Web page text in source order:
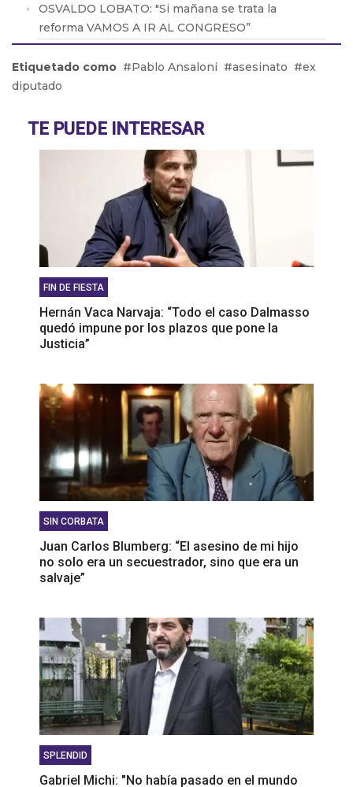
OSVALDO LOBATO: "Si mañana se trata la
reforma VAMOS A IR AL CONGRESO”
política industrial es la que no existe”
Abel Furlan: “El peronismo debe recuperar la
Martín Giannini: "La gente elige su comida por el
bolsillo"
Etiquetado como Pablo Ansaloni asesinato
ex
diputado
TE PUEDE INTERESAR
FIN DE FIESTA
Hernán Vaca Narvaja: “Todo el caso Dalmasso
quedó impune por los plazos que pone la
Justicia”
SIN CORBATA
Juan Carlos Blumberg: “El asesino de mi hijo
no solo era un secuestrador, sino que era un
salvaje”
SPLENDID
Gabriel Michi: "No había pasado en el mundo